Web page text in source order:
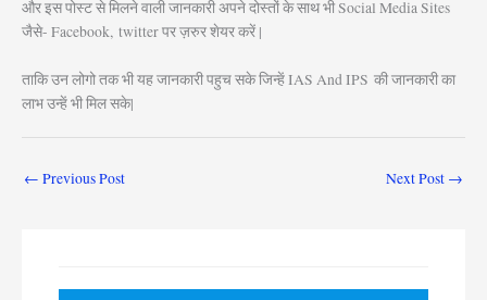
और इस पोस्ट से मिलने वाली जानकारी अपने दोस्तों के साथ भी Social Media Sites
जैसे- Facebook, twitter पर ज़रुर शेयर करें |
ताकि उन लोगो तक भी यह जानकारी पहुच सके जिन्हें IAS And IPS की जानकारी का
लाभ उन्हें भी मिल सके|
← Previous Post Next Post →